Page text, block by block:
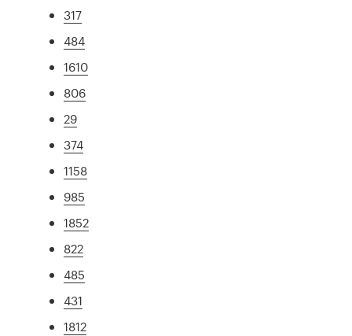
317
484
1610
806
29
374
1158
985
1852
822
485
431
1812